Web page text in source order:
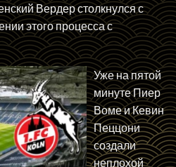
Вердер столкнулся с
этого процесса с
Уже на пятой
минуте Пиер
Воме и Кевин
Пеццони
создали
неплохой